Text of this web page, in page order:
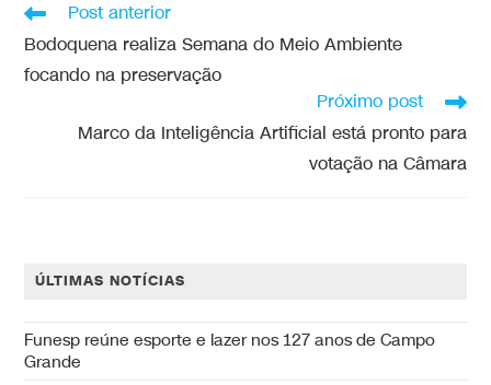
Post anterior
Bodoquena realiza Semana do Meio Ambiente
focando na preservação
Próximo post
Marco da Inteligência Artificial está pronto para
votação na Câmara
ÚLTIMAS NOTÍCIAS
Funesp reúne esporte e lazer nos 127 anos de Campo
Grande